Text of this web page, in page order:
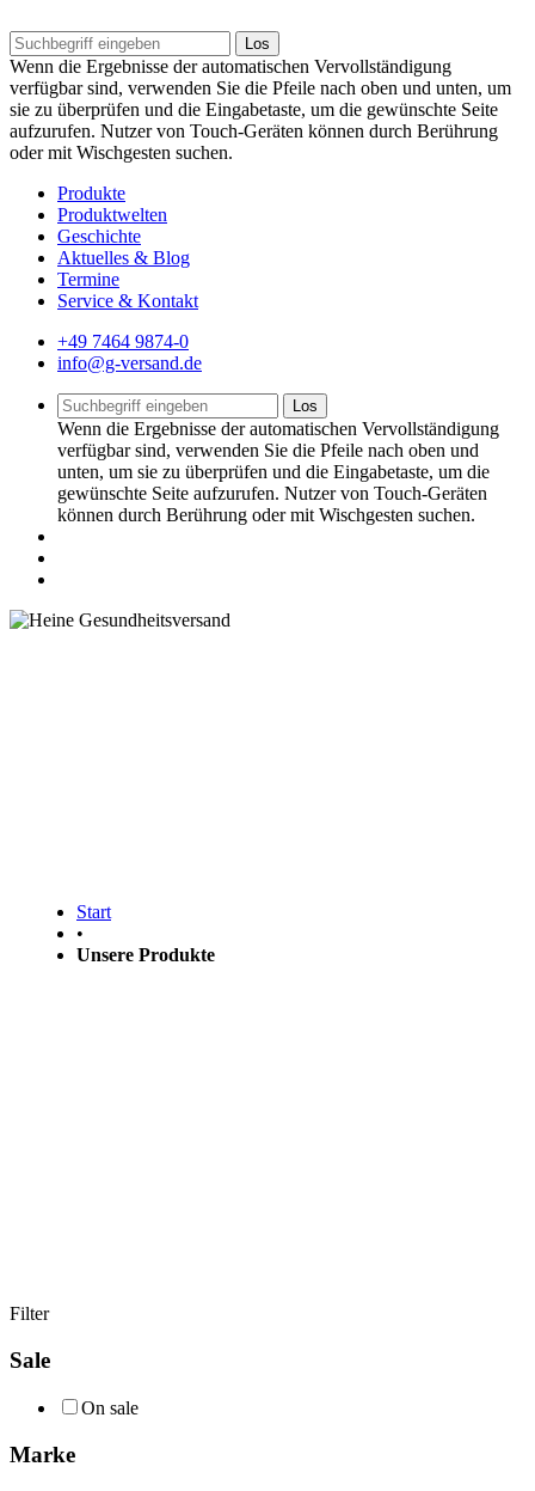
Los
Wenn die Ergebnisse der automatischen Vervollständigung
verfügbar sind, verwenden Sie die Pfeile nach oben und unten, um
sie zu überprüfen und die Eingabetaste, um die gewünschte Seite
aufzurufen. Nutzer von Touch-Geräten können durch Berührung
oder mit Wischgesten suchen.
Produkte
Produktwelten
Geschichte
Aktuelles & Blog
Termine
Service & Kontakt
+49 7464 9874-0
info@g-versand.de
Los
Wenn die Ergebnisse der automatischen Vervollständigung
verfügbar sind, verwenden Sie die Pfeile nach oben und
unten, um sie zu überprüfen und die Eingabetaste, um die
gewünschte Seite aufzurufen. Nutzer von Touch-Geräten
können durch Berührung oder mit Wischgesten suchen.
Start
•
Unsere Produkte
Filter
Sale
On sale
Marke